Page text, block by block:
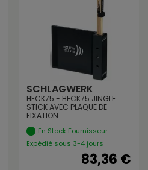
SCHLAGWERK
HECK75 - HECK75 JINGLE
STICK AVEC PLAQUE DE
FIXATION
En Stock Fournisseur -
Expédié sous 3-4 jours
83,36 €